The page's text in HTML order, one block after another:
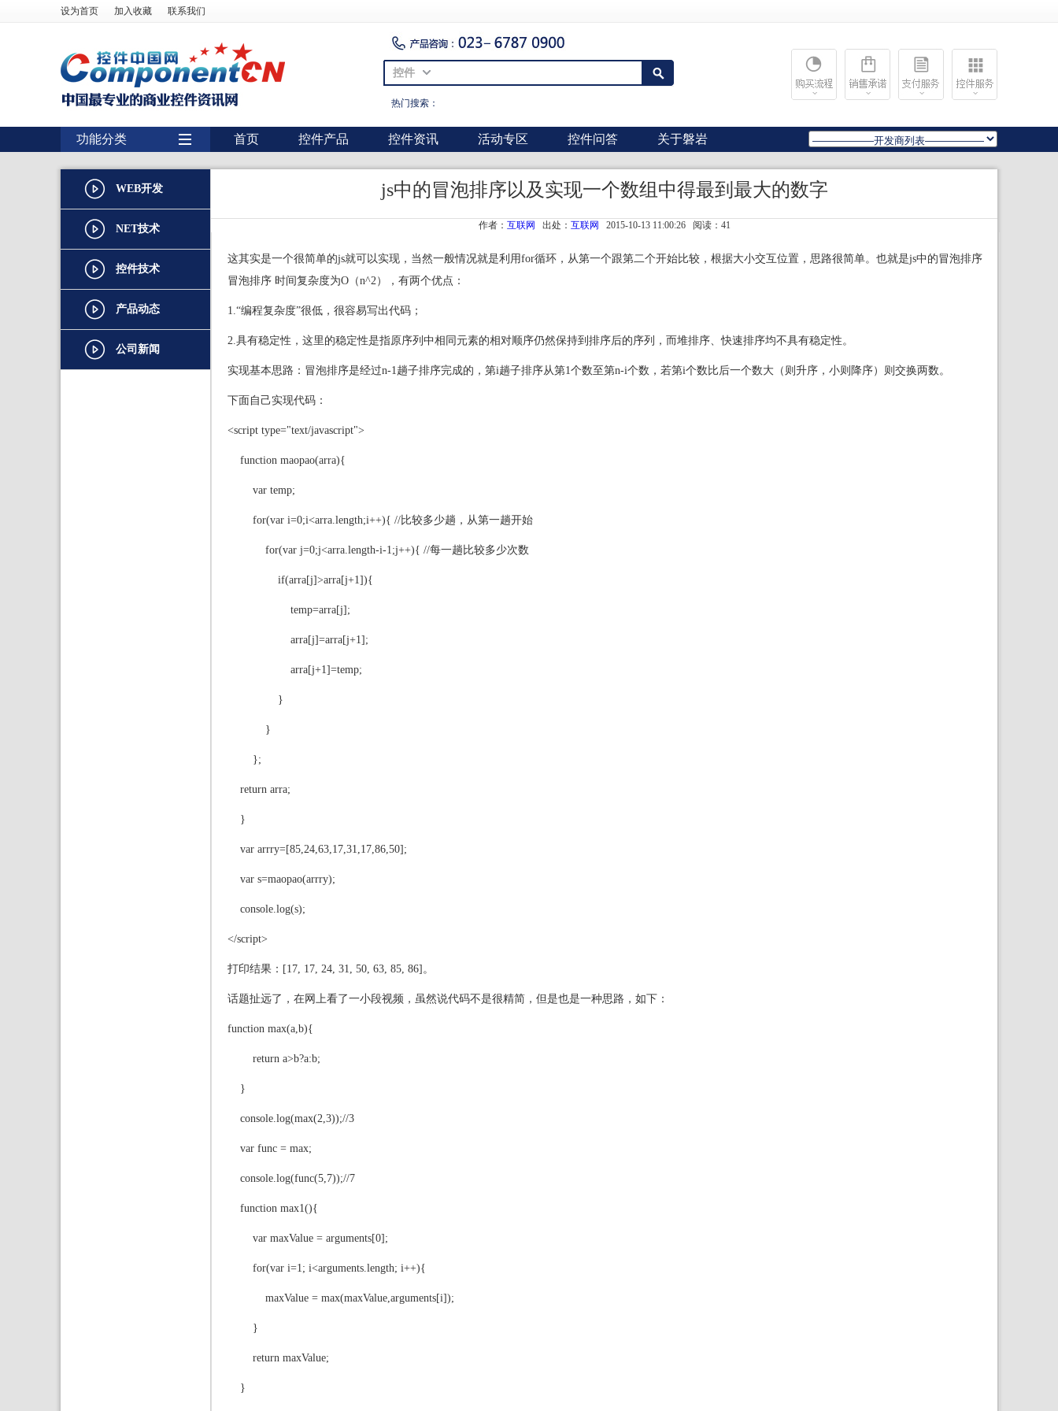
设为首页 加入收藏 联系我们
控件
热门搜索：
功能分类
用户界面
报表
图表
扫描识别
数据库
条形码
首页 控件产品 控件资讯 活动专区 控件问答 关于磐岩
WEB开发
NET技术
控件技术
产品动态
公司新闻
js中的冒泡排序以及实现一个数组中得最到最大的数字
作者： 互联网 出处： 互联网 2015-10-13 11:00:26 阅读：41
这其实是一个很简单的js就可以实现，当然一般情况就是利用for循环，从第一个跟第二个开始比较，根据大小交互位置，思路很简单。也就是js中的冒泡排序
冒泡排序 时间复杂度为O（n^2），有两个优点：
1.“编程复杂度”很低，很容易写出代码；
2.具有稳定性，这里的稳定性是指原序列中相同元素的相对顺序仍然保持到排序后的序列，而堆排序、快速排序均不具有稳定性。
实现基本思路：冒泡排序是经过n-1趟子排序完成的，第i趟子排序从第1个数至第n-i个数，若第i个数比后一个数大（则升序，小则降序）则交换两数。
下面自己实现代码：
<script type="text/javascript">
function maopao(arra){
var temp;
for(var i=0;i<arra.length;i++){ //比较多少趟，从第一趟开始
for(var j=0;j<arra.length-i-1;j++){ //每一趟比较多少次数
if(arra[j]>arra[j+1]){
temp=arra[j];
arra[j]=arra[j+1];
arra[j+1]=temp;
}
}
};
return arra;
}
var arrry=[85,24,63,17,31,17,86,50];
var s=maopao(arrry);
console.log(s);
</script>
打印结果：[17, 17, 24, 31, 50, 63, 85, 86]。
话题扯远了，在网上看了一小段视频，虽然说代码不是很精简，但是也是一种思路，如下：
function max(a,b){
return a>b?a:b;
}
console.log(max(2,3));//3
var func = max;
console.log(func(5,7));//7
function max1(){
var maxValue = arguments[0];
for(var i=1; i<arguments.length; i++){
maxValue = max(maxValue,arguments[i]);
}
return maxValue;
}